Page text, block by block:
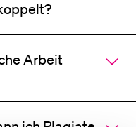
Arbeit